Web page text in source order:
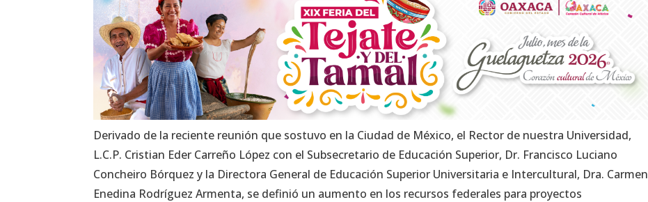
Derivado de la reciente reunión que sostuvo en la Ciudad de México, el Rector de nuestra Universidad,
L.C.P. Cristian Eder Carreño López con el Subsecretario de Educación Superior, Dr. Francisco Luciano
Concheiro Bórquez y la Directora General de Educación Superior Universitaria e Intercultural, Dra. Carmen
Enedina Rodríguez Armenta, se definió un aumento en los recursos federales para proyectos